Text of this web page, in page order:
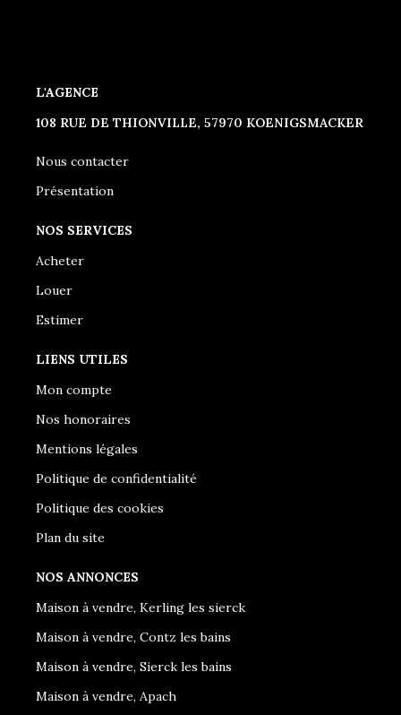
L'AGENCE
108 RUE DE THIONVILLE, 57970 KOENIGSMACKER
Nous contacter
Présentation
NOS SERVICES
Acheter
Louer
Estimer
LIENS UTILES
Mon compte
Nos honoraires
Mentions légales
Politique de confidentialité
Politique des cookies
Plan du site
NOS ANNONCES
Maison à vendre, Kerling les sierck
Maison à vendre, Contz les bains
Maison à vendre, Sierck les bains
Maison à vendre, Apach